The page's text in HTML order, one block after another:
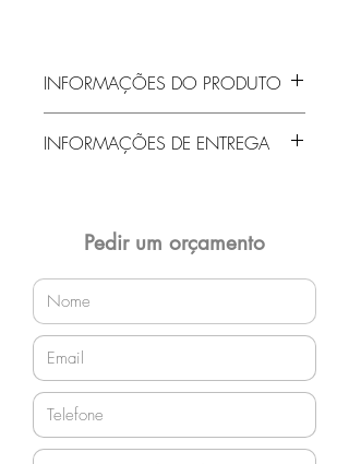
INFORMAÇÕES DO PRODUTO
INFORMAÇÕES DE ENTREGA
orçamento!Pedir um orçamento